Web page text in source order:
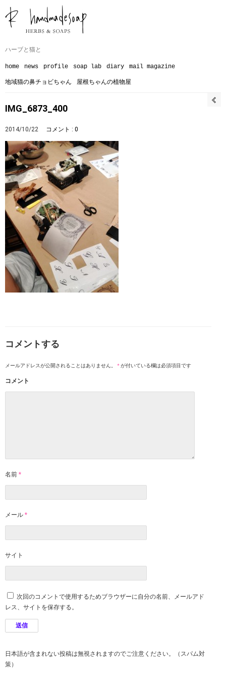
ハーブと猫と
home news profile soap lab diary mail magazine
地域猫の鼻チョビちゃん 屋根ちゃんの植物屋
IMG_6873_400
2014/10/22 コメント : 0
コメントする
メールアドレスが公開されることはありません。 *が付いている欄は必須項目です
コメント
名前 *
メール *
サイト
次回のコメントで使用するためブラウザーに自分の名前、メールアド
レス、サイトを保存する。
日本語が含まれない投稿は無視されますのでご注意ください。（スパム対
策）